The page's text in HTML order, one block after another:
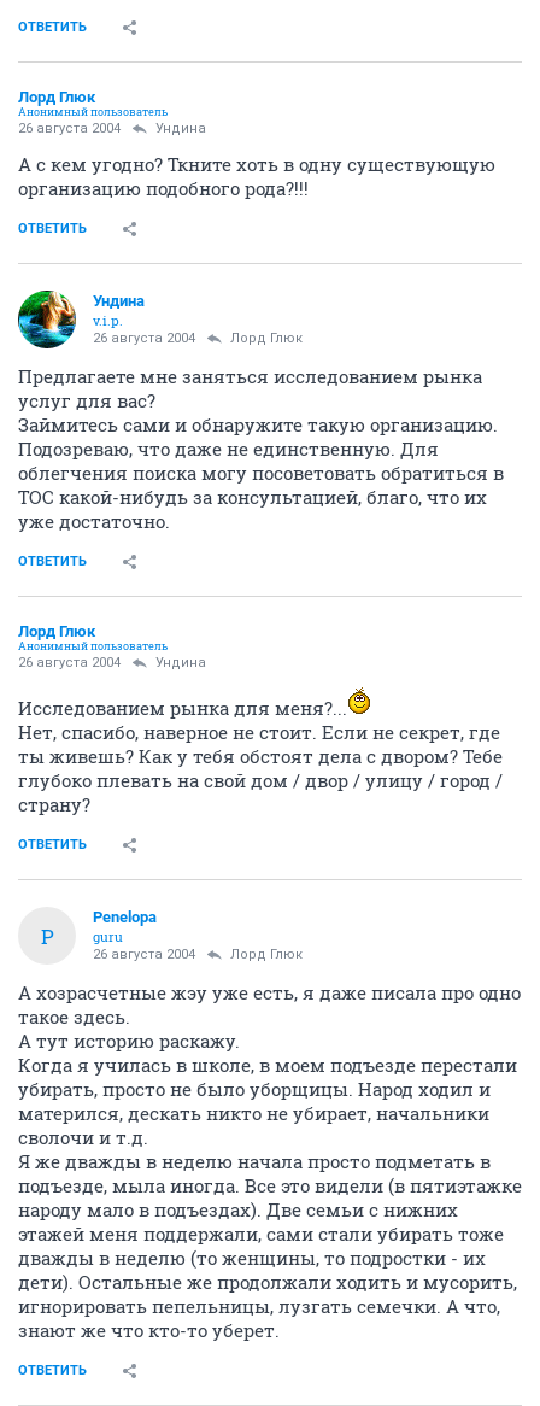
ОТВЕТИТЬ
Лорд Глюк
Анонимный пользователь
26 августа 2004 Ундина
А с кем угодно? Ткните хоть в одну существующую
организацию подобного рода?!!!
ОТВЕТИТЬ
Ундина
v.i.p.
26 августа 2004 Лорд Глюк
Предлагаете мне заняться исследованием рынка
услуг для вас?
Займитесь сами и обнаружите такую организацию.
Подозреваю, что даже не единственную. Для
облегчения поиска могу посоветовать обратиться в
ТОС какой-нибудь за консультацией, благо, что их
уже достаточно.
ОТВЕТИТЬ
Лорд Глюк
Анонимный пользователь
26 августа 2004 Ундина
Исследованием рынка для меня?...
Нет, спасибо, наверное не стоит. Если не секрет, где
ты живешь? Как у тебя обстоят дела с двором? Тебе
глубоко плевать на свой дом / двор / улицу / город /
страну?
ОТВЕТИТЬ
P
Penelopa
guru
26 августа 2004 Лорд Глюк
А хозрасчетные жэу уже есть, я даже писала про одно
такое здесь.
А тут историю раскажу.
Когда я училась в школе, в моем подъезде перестали
убирать, просто не было уборщицы. Народ ходил и
матерился, дескать никто не убирает, начальники
сволочи и т.д.
Я же дважды в неделю начала просто подметать в
подъезде, мыла иногда. Все это видели (в пятиэтажке
народу мало в подъездах). Две семьи с нижних
этажей меня поддержали, сами стали убирать тоже
дважды в неделю (то женщины, то подростки - их
дети). Остальные же продолжали ходить и мусорить,
игнорировать пепельницы, лузгать семечки. А что,
знают же что кто-то уберет.
ОТВЕТИТЬ